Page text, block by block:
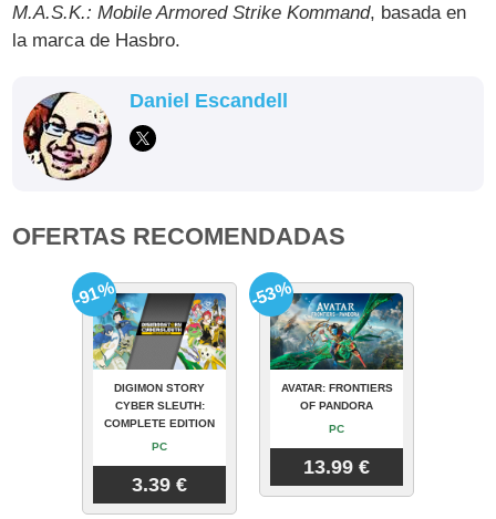
M.A.S.K.: Mobile Armored Strike Kommand, basada en
la marca de Hasbro.
Daniel Escandell
OFERTAS RECOMENDADAS
DIGIMON STORY
CYBER SLEUTH:
COMPLETE EDITION
PC
3.39 €
-91%
AVATAR: FRONTIERS
OF PANDORA
PC
13.99 €
-53%